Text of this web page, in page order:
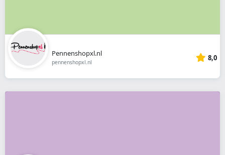
Pennenshopxl.nl
pennenshopxl.nl 8,0